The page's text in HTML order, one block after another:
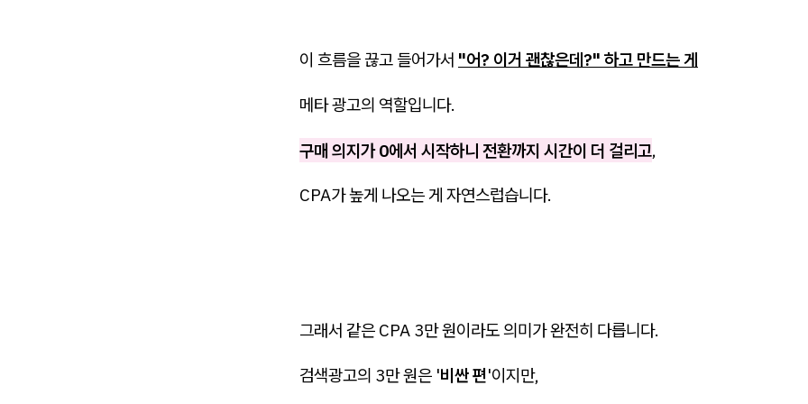
이 흐름을 끊고 들어가서 "어? 이거 괜찮은데?" 하고 만드는 게
메타 광고의 역할입니다.
구매 의지가 0에서 시작하니 전환까지 시간이 더 걸리고,
CPA가 높게 나오는 게 자연스럽습니다.
그래서 같은 CPA 3만 원이라도 의미가 완전히 다릅니다.
검색광고의 3만 원은 '비싼 편'이지만,